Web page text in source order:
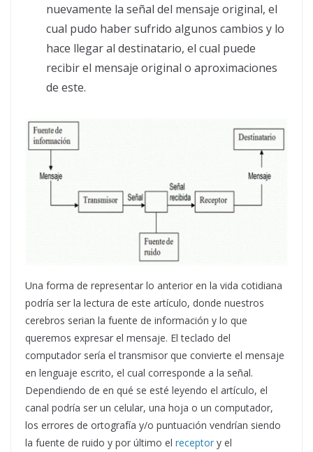
nuevamente la señal del mensaje original, el
cual pudo haber sufrido algunos cambios y lo
hace llegar al destinatario, el cual puede
recibir el mensaje original o aproximaciones
de este.
Una forma de representar lo anterior en la vida cotidiana
podría ser la lectura de este artículo, donde nuestros
cerebros serian la fuente de información y lo que
queremos expresar el mensaje. El teclado del
computador sería el transmisor que convierte el mensaje
en lenguaje escrito, el cual corresponde a la señal.
Dependiendo de en qué se esté leyendo el artículo, el
canal podría ser un celular, una hoja o un computador,
los errores de ortografía y/o puntuación vendrían siendo
la fuente de ruido y por último el receptor y el